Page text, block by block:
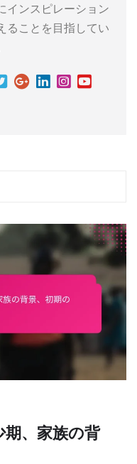
インスピレーション
ることを目指してい
、家族の背